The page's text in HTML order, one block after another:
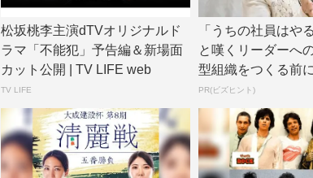
松坂桃李主演dTVオリジナルド
ラマ「不能犯」予告編＆新場面
カット公開 | TV LIFE web
TV LIFE
「うちの社員はや
と嘆くリーダーへ
型組織をつくる前
たった一つの順番
PR(ビズヒント)